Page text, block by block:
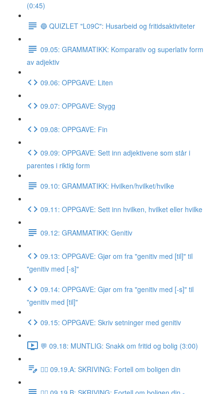
(0:45)
🔵 QUIZLET "L09C": Husarbeid og fritidsaktiviteter
09.05: GRAMMATIKK: Komparativ og superlativ form
av adjektiv
09.06: OPPGAVE: Liten
09.07: OPPGAVE: Stygg
09.08: OPPGAVE: Fin
09.09: OPPGAVE: Sett inn adjektivene som står i
parentes i riktig form
09.10: GRAMMATIKK: Hvilken/hvilket/hvilke
09.11: OPPGAVE: Sett inn hvilken, hvilket eller hvilke
09.12: GRAMMATIKK: Genitiv
09.13: OPPGAVE: Gjør om fra "genitiv med [til]" til
"genitiv med [-s]"
09.14: OPPGAVE: Gjør om fra "genitiv med [-s]" til
"genitiv med [til]"
09.15: OPPGAVE: Skriv setninger med genitiv
💬 09.18: MUNTLIG: Snakk om fritid og bolig (3:00)
✍🏼 09.19.A: SKRIVING: Fortell om boligen din